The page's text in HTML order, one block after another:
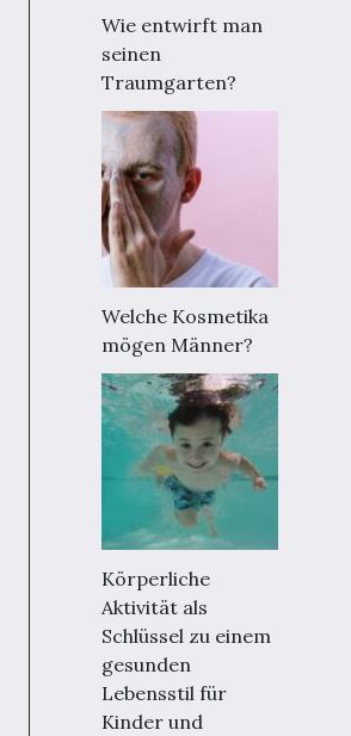
Wie entwirft man
seinen
Traumgarten?
Welche Kosmetika
mögen Männer?
Körperliche
Aktivität als
Schlüssel zu einem
gesunden
Lebensstil für
Kinder und